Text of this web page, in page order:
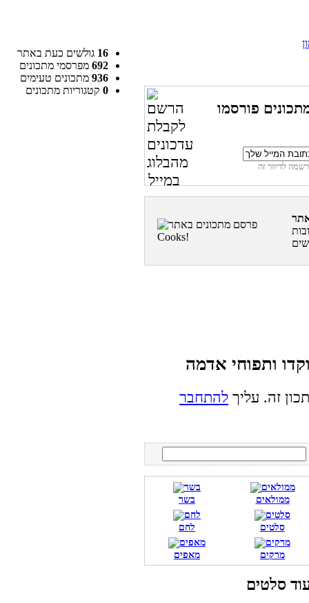
16 גולשים כעת באתר
692 מפרסמי מתכונים
936 מתכונים טעימים
0 קטגוריות מתכונים
פורסמו
זה. עליך להתחבר
בשר ממולאים
לחם סלטים
מאפים מרקים